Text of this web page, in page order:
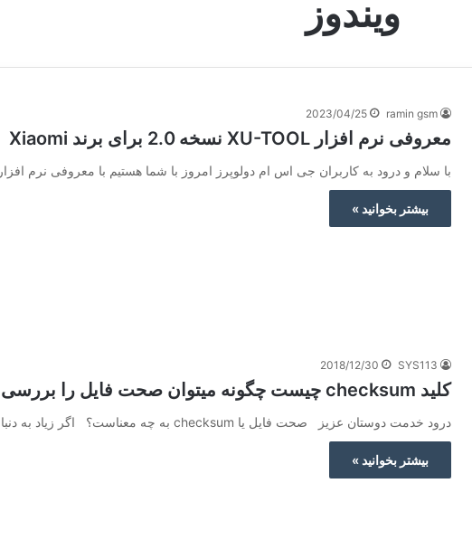
ویندوز
ramin gsm
2023/04/25
معروفی نرم افزار XU-TOOL نسخه 2.0 برای برند Xiaomi
با سلام و درود به کاربران جی اس ام دولوپرز امروز با شما هستیم با معروفی نرم افزار XU-TOOL نسخه…
بیشتر بخوانید »
SYS113
2018/12/30
کلید checksum چیست چگونه میتوان صحت فایل را بررسی کرد؟
درود خدمت دوستان عزیز صحت فایل یا checksum به چه معناست؟ اگر زیاد به دنبال توزیع های گنو/لینوکسی…
بیشتر بخوانید »